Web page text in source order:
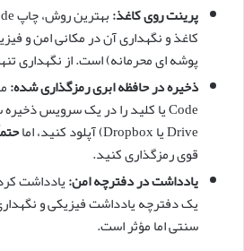
پرینت روی کاغذ:
کاغذ و نگهداری آن در مکانی امن و
پوشه ای محرمانه) است. از نگهداری
ذخیره در حافظه ابری رمزگذاری شده:
Drive یا Dropbox) آپلود کنید، اما
قوی رمزگذاری کنید.
یادداشت در دفترچه امن:
یک دفترچه یادداشت فیزیکی و
سنتی اما مؤثر است.